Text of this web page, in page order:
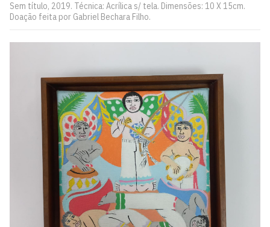
Sem título, 2019. Técnica: Acrílica s/ tela. Dimensões: 10 X 15cm.
Doação feita por Gabriel Bechara Filho.